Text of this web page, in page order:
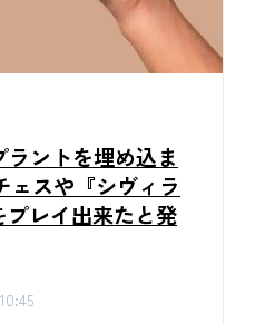
ントを埋め込ま
ェスや『シヴィラ
レイ出来たと発